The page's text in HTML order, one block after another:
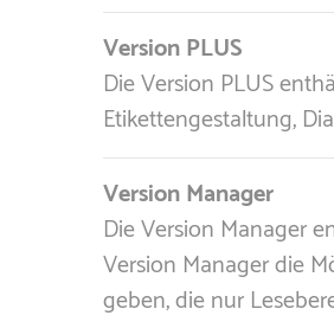
Version PLUS
Die Version PLUS
Etikettengestaltung,
Version Manager
Die Version Manager
Version Manager die
geben, die nur